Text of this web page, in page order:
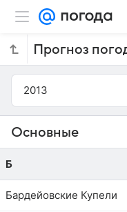
2013
Основные
Б
Бардейовские Купели